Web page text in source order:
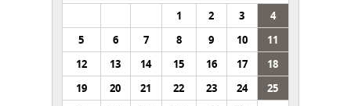
1
2 3
4
5
6 7 8 9 10
11
12
13 14 15 16 17
18
19
20 21 22 23 24
25